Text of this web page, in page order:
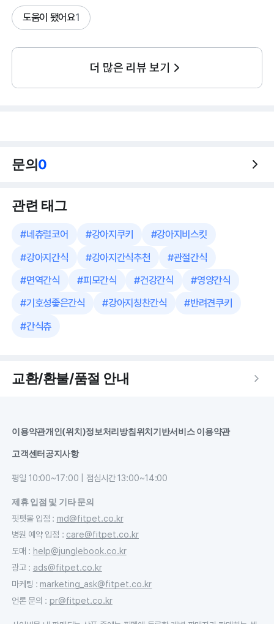
도움이 됐어요1
더 많은 리뷰 보기
문의0
관련 태그
#네츄럴코어 #강아지쿠키 #강아지비스킷
#강아지간식 #강아지간식추천 #관절간식
#면역간식 #피모간식 #건강간식 #영양간식
#기호성좋은간식 #강아지칭찬간식 #반려견쿠키
#간식츄
교환/환불/품절 안내
이용약관개인(위치)정보처리방침위치기반서비스 이용약관
고객센터공지사항
평일 10:00~17:00 | 점심시간 13:00~14:00
제휴 입점 및 기타 문의
핏펫몰 입점 : md@fitpet.co.kr
병원 예약 입점 : care@fitpet.co.kr
도매 : help@junglebook.co.kr
광고: ads@fitpet.co.kr
마케팅 : marketing_ask@fitpet.co.kr
언론 문의 : pr@fitpet.co.kr